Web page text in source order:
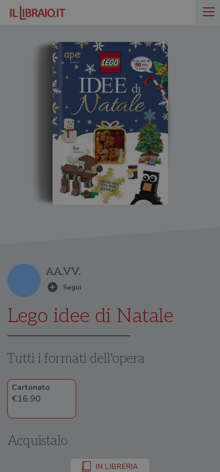
AA.VV.
Lego idee di Natale
Tutti i formati dell'opera
Cartonato
€16.90
Acquistalo
IN LIBRERIA